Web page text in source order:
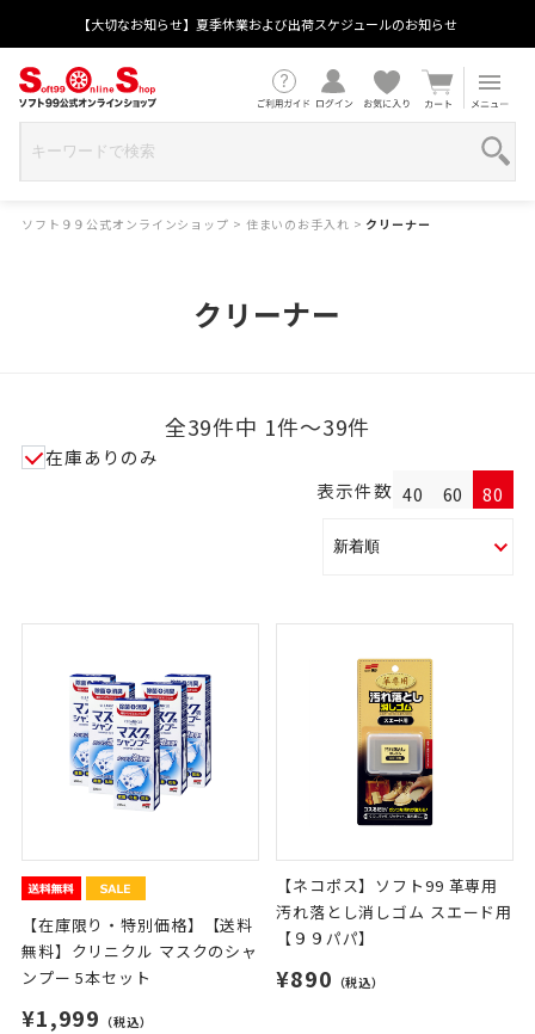
【大切なお知らせ】夏季休業および出荷スケジュールのお知らせ
ソフト９９公式オンラインショップ > 住まいのお手入れ > クリーナー
クリーナー
全39件中 1件～39件
在庫ありのみ
表示件数 40 60 80
【在庫限り・特別価格】【送料
無料】クリニクル マスクのシャ
ンプー 5本セット
¥1,999 （税込）
【ネコポス】ソフト99 革専用
汚れ落とし消しゴム スエード用
【９９パパ】
¥890 （税込）